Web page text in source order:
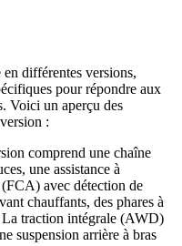
différentes versions,
pour répondre aux
Voici un aperçu des
:
comprend une chaîne
une assistance à
avec détection de
chauffants, des phares à
traction intégrale (AWD)
suspension arrière à bras